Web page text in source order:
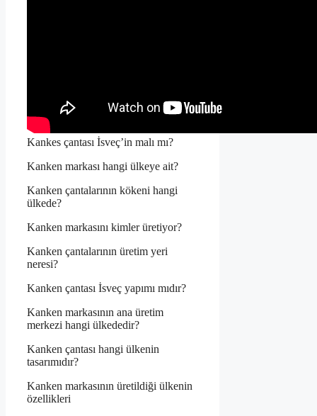
Kankes çantası İsveç’in malı mı?
Kanken markası hangi ülkeye ait?
Kanken çantalarının kökeni hangi
ülkede?
Kanken markasını kimler üretiyor?
Kanken çantalarının üretim yeri
neresi?
Kanken çantası İsveç yapımı mıdır?
Kanken markasının ana üretim
merkezi hangi ülkededir?
Kanken çantası hangi ülkenin
tasarımıdır?
Kanken markasının üretildiği ülkenin
özellikleri